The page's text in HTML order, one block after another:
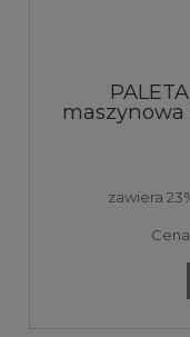
maszynowa
30 my
zawiera